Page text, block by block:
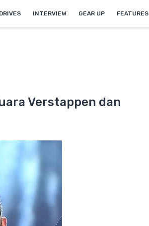
DRIVES INTERVIEW GEAR UP FEATURES
Verstappen dan